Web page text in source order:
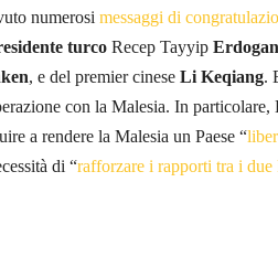
numerosi messaggi di
turco Recep Tayyip Erdogan
, e del premier cinese Li Keqiang.
con la Malesia. In
a rendere la Malesia un Paese “
di “rafforzare i rapporti tra i due